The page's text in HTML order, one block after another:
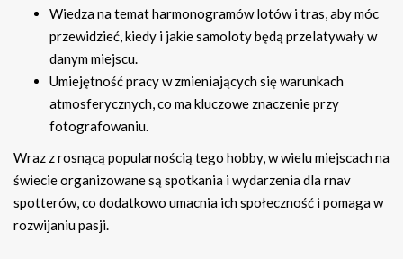
Wiedza na temat harmonogramów lotów i tras, aby móc
przewidzieć, kiedy i jakie samoloty będą przelatywały w
danym miejscu.
Umiejętność pracy w zmieniających się warunkach
atmosferycznych, co ma kluczowe znaczenie przy
fotografowaniu.
Wraz z rosnącą popularnością tego hobby, w wielu miejscach na
świecie organizowane są spotkania i wydarzenia dla rnav
spotterów, co dodatkowo umacnia ich społeczność i pomaga w
rozwijaniu pasji.